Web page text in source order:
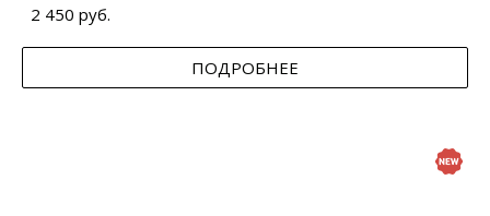
2 450 руб.
ПОДРОБНЕЕ